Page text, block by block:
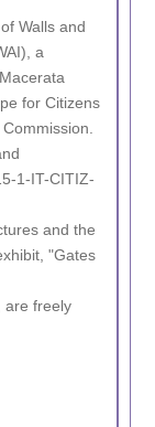
Walls and
a
for Citizens
1-IT-CITIZ-
and the
"Gates
are freely